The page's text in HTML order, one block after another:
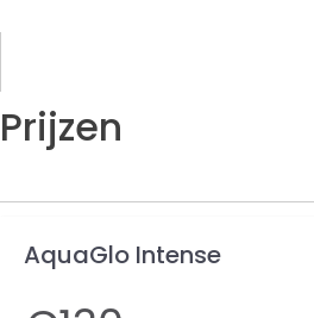
Prijzen
AquaGlo Intense